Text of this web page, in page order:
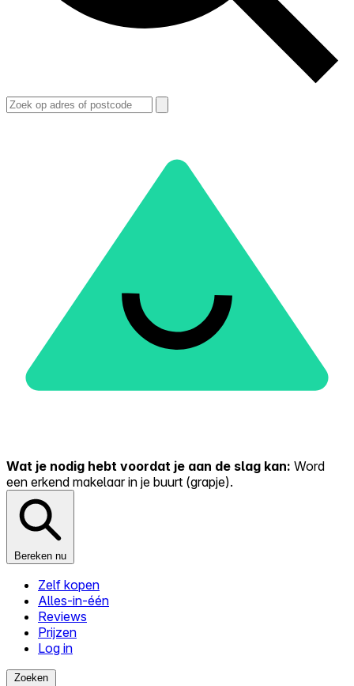
Wat je nodig hebt voordat je aan de slag kan: Word
een erkend makelaar in je buurt (grapje).
Bereken nu
Zelf kopen
Alles-in-één
Reviews
Prijzen
Log in
Zoeken